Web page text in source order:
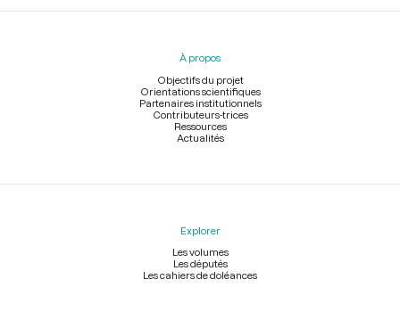
Menu
À propos
Objectifs du projet
Orientations scientifiques
Partenaires institutionnels
Contributeurs-trices
Ressources
Actualités
Explorer
Les volumes
Les députés
Les cahiers de doléances